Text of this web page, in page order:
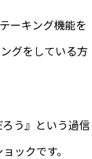
ーキング機能を
グをしている方
う』という過信
ックです。